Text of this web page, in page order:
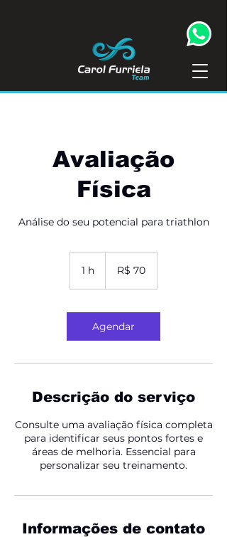
Avaliação
Física
Análise do seu potencial para triathlon
1 h
brasileiros
R$ 70
Agendar
Descrição do serviço
Consulte uma avaliação física completa
para identificar seus pontos fortes e
áreas de melhoria. Essencial para
personalizar seu treinamento.
Informações de contato